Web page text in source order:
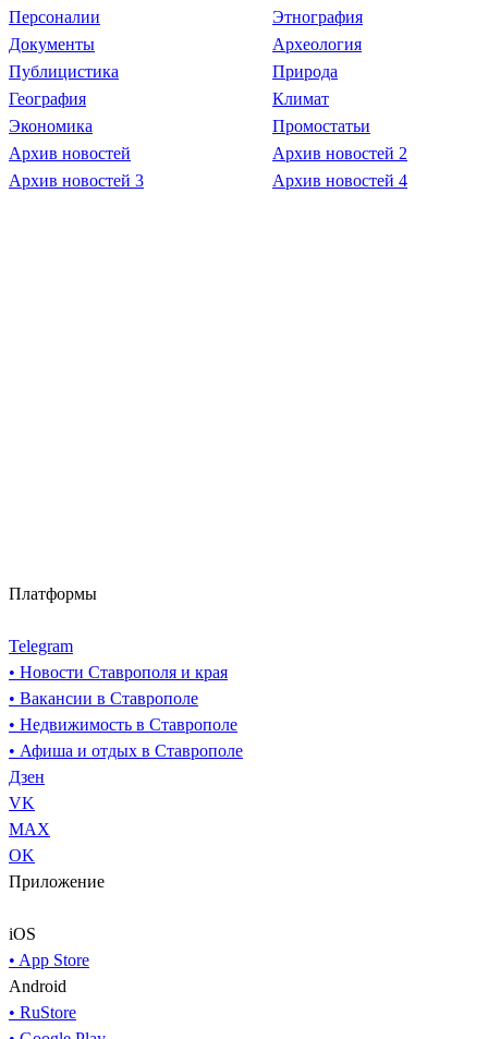
Персоналии
Этнография
Документы
Археология
Публицистика
Природа
География
Климат
Экономика
Промостатьи
Архив новостей
Архив новостей 2
Архив новостей 3
Архив новостей 4
Платформы
Telegram
• Новости Ставрополя и края
• Вакансии в Ставрополе
• Недвижимость в Ставрополе
• Афиша и отдых в Ставрополе
Дзен
VK
MAX
OK
Приложение
iOS
• App Store
Android
• RuStore